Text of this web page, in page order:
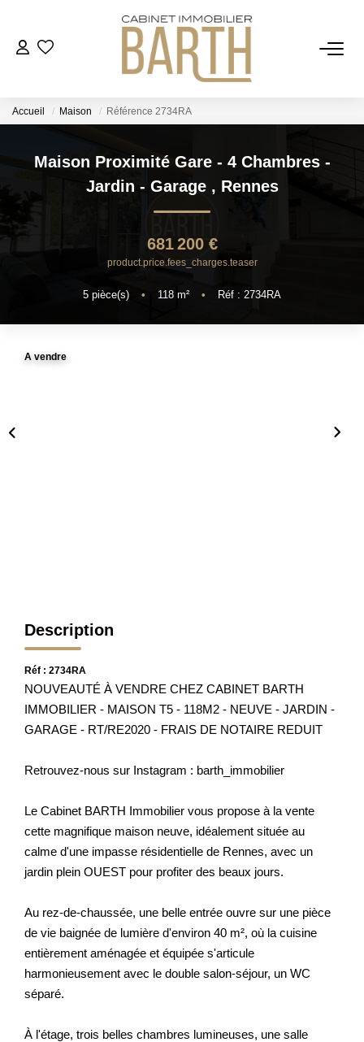
ESTIMER
VENDRE
Accueil Maison Référence 2734RA
Maison Proximité Gare - 4 Chambres -
Jardin - Garage , Rennes
681 200 €
product.price.fees_charges.teaser
5 pièce(s) • 118 m² • Réf : 2734RA
A vendre
Description
Réf : 2734RA
NOUVEAUTÉ À VENDRE CHEZ CABINET BARTH
IMMOBILIER - MAISON T5 - 118M2 - NEUVE - JARDIN -
GARAGE - RT/RE2020 - FRAIS DE NOTAIRE REDUIT
Retrouvez-nous sur Instagram : barth_immobilier
Le Cabinet BARTH Immobilier vous propose à la vente
cette magnifique maison neuve, idéalement située au
calme d'une impasse résidentielle de Rennes, avec un
jardin plein OUEST pour profiter des beaux jours.
Au rez-de-chaussée, une belle entrée ouvre sur une pièce
de vie baignée de lumière d'environ 40 m², où la cuisine
entièrement aménagée et équipée s'articule
harmonieusement avec le double salon-séjour, un WC
séparé.
À l'étage, trois belles chambres lumineuses, une salle